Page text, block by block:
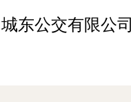
东公交有限公司